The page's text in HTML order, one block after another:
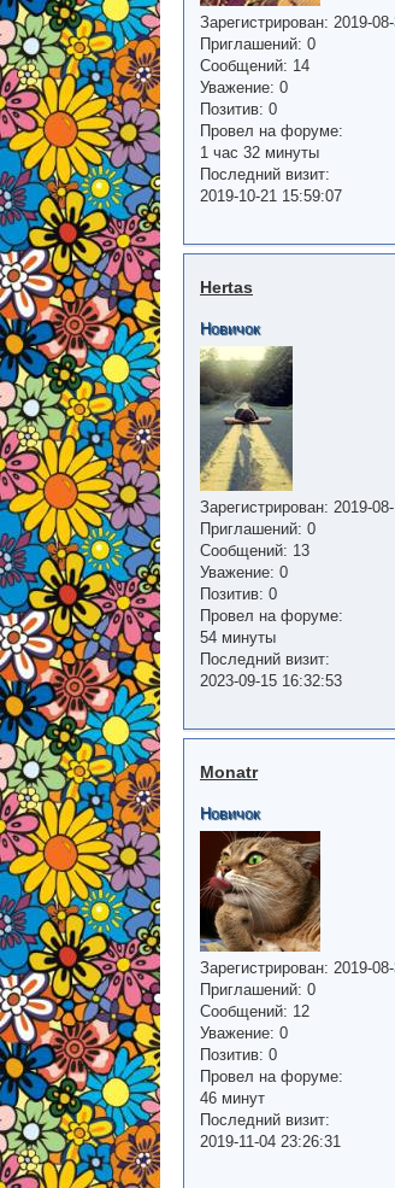
Зарегистрирован: 2019-08-
Приглашений: 0
Сообщений: 14
Уважение: 0
Позитив: 0
Провел на форуме:
1 час 32 минуты
Последний визит:
2019-10-21 15:59:07
Hertas
Новичок
Зарегистрирован: 2019-
Приглашений: 0
Сообщений: 13
Уважение: 0
Позитив: 0
Провел на форуме:
54 минуты
Последний визит:
2023-09-15 16:32:53
Monatr
Новичок
Зарегистрирован: 2019-08-
Приглашений: 0
Сообщений: 12
Уважение: 0
Позитив: 0
Провел на форуме:
46 минут
Последний визит:
2019-11-04 23:26:31